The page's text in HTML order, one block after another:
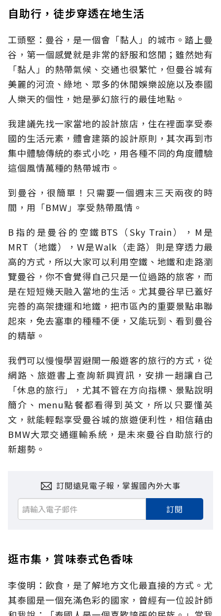
自助行，徒步穿透在地生活
工頭堅：曼谷，是一個會「黏人」的城市。踏上曼
谷，第一個感覺就是非常的舒服和悠閒；雖然她有
「黏人」的熱帶氣候、交通也很繁忙，但曼谷城有
美麗的河流、綠地、眾多的休閒娛樂設施以及泰國
人樂天的個性，她是夢幻旅行的最佳地點。
我建議先找一家當地的設計旅店，住在裡面享受泰
國的生活元素，體會建築的設計原則，其次再到市
集中體驗傳統的泰式小吃，用各種不同的角度體驗
這個風情萬種的熱帶城市。
到曼谷，很簡單！只需要一個週末三天兩夜的時
間，用「BMW」享受熱帶風情。
B指的是曼谷的空鐵BTS（Sky Train），M是
MRT（地鐵），W是Walk（走路）則是穿透力最
高的方式，所以大家可以利用空鐵、地鐵和走路瀏
覽曼谷，你不會覺得自己只是一位過路的旅客，而
是在短短幾天融入當地的生活。尤其曼谷早已蓋好
完善的高架捷運和地鐵，把市區內的重要景點串聯
起來，免去塞車的種種不便，又能玩到、看到曼谷
的精華。
我們可以慢慢學習避開一般遊客的旅行的方式，從
網路、旅遊書上查詢新興資訊，安排一趟讓自己
「休息的旅行」，尤其不管在方向指標、景點說明
簡介、menu點餐都看得到英文，所以只要懂英
文，就能輕鬆享受曼谷城的旅遊便利性，相信藉由
BMW大眾交通運輸系統，是未來曼谷自助旅行的
新趨勢。
訂閱遠見電子報，掌握國內外大事
訂閱
逛市集，賞味泰式色香味
李俊明：飲食，是了解地方文化最直接的方式。尤
其泰國是一個充滿色彩的國家，曾經有一位設計師